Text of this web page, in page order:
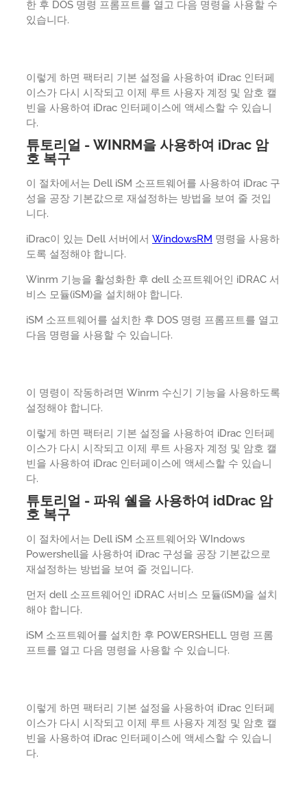
한 후 DOS 명령 프롬프트를 열고 다음 명령을 사용할 수
있습니다.
이렇게 하면 팩터리 기본 설정을 사용하여 iDrac 인터페
이스가 다시 시작되고 이제 루트 사용자 계정 및 암호 캘
빈을 사용하여 iDrac 인터페이스에 액세스할 수 있습니
다.
튜토리얼 - WINRM을 사용하여 iDrac 암
호 복구
이 절차에서는 Dell iSM 소프트웨어를 사용하여 iDrac 구
성을 공장 기본값으로 재설정하는 방법을 보여 줄 것입
니다.
iDrac이 있는 Dell 서버에서 WindowsRM 명령을 사용하
도록 설정해야 합니다.
Winrm 기능을 활성화한 후 dell 소프트웨어인 iDRAC 서
비스 모듈(iSM)을 설치해야 합니다.
iSM 소프트웨어를 설치한 후 DOS 명령 프롬프트를 열고
다음 명령을 사용할 수 있습니다.
이 명령이 작동하려면 Winrm 수신기 기능을 사용하도록
설정해야 합니다.
이렇게 하면 팩터리 기본 설정을 사용하여 iDrac 인터페
이스가 다시 시작되고 이제 루트 사용자 계정 및 암호 캘
빈을 사용하여 iDrac 인터페이스에 액세스할 수 있습니
다.
튜토리얼 - 파워 쉘을 사용하여 idDrac 암
호 복구
이 절차에서는 Dell iSM 소프트웨어와 WIndows
Powershell을 사용하여 iDrac 구성을 공장 기본값으로
재설정하는 방법을 보여 줄 것입니다.
먼저 dell 소프트웨어인 iDRAC 서비스 모듈(iSM)을 설치
해야 합니다.
iSM 소프트웨어를 설치한 후 POWERSHELL 명령 프롬
프트를 열고 다음 명령을 사용할 수 있습니다.
이렇게 하면 팩터리 기본 설정을 사용하여 iDrac 인터페
이스가 다시 시작되고 이제 루트 사용자 계정 및 암호 캘
빈을 사용하여 iDrac 인터페이스에 액세스할 수 있습니
다.